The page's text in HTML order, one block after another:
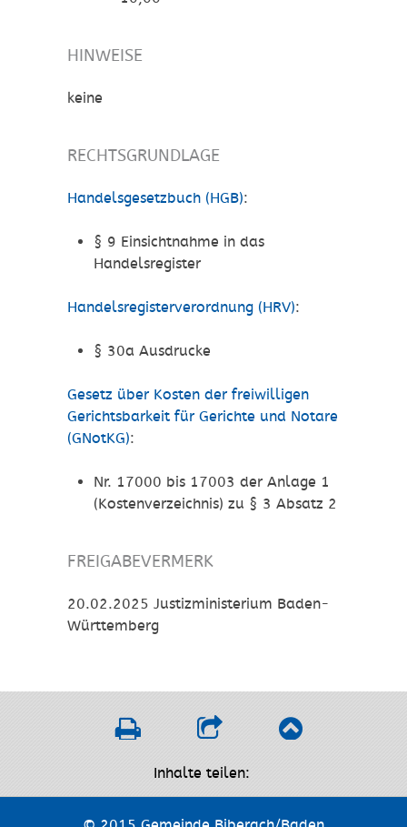
HINWEISE
keine
RECHTSGRUNDLAGE
Handelsgesetzbuch (HGB):
§ 9 Einsichtnahme in das
Handelsregister
Handelsregisterverordnung (HRV):
§ 30a Ausdrucke
Gesetz über Kosten der freiwilligen
Gerichtsbarkeit für Gerichte und Notare
(GNotKG):
Nr. 17000 bis 17003 der Anlage 1
(Kostenverzeichnis) zu § 3 Absatz 2
FREIGABEVERMERK
20.02.2025 Justizministerium Baden-
Württemberg
Inhalte teilen: